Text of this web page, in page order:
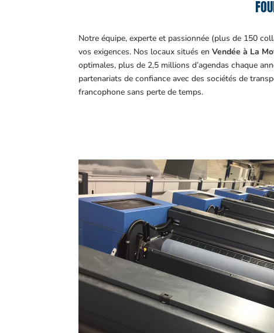
Notre équipe, experte et passionnée (plus de 150
vos exigences. Nos locaux situés enVendée à La
optimales, plus de 2,5 millions d’agendas chaque
partenariats de confiance avec des sociétés de
francophone sans perte de temps.